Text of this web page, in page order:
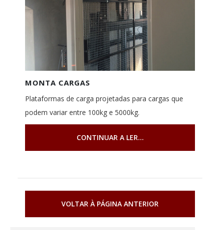
MONTA CARGAS
Plataformas de carga projetadas para cargas que
podem variar entre 100kg e 5000kg.
CONTINUAR A LER...
VOLTAR À PÁGINA ANTERIOR